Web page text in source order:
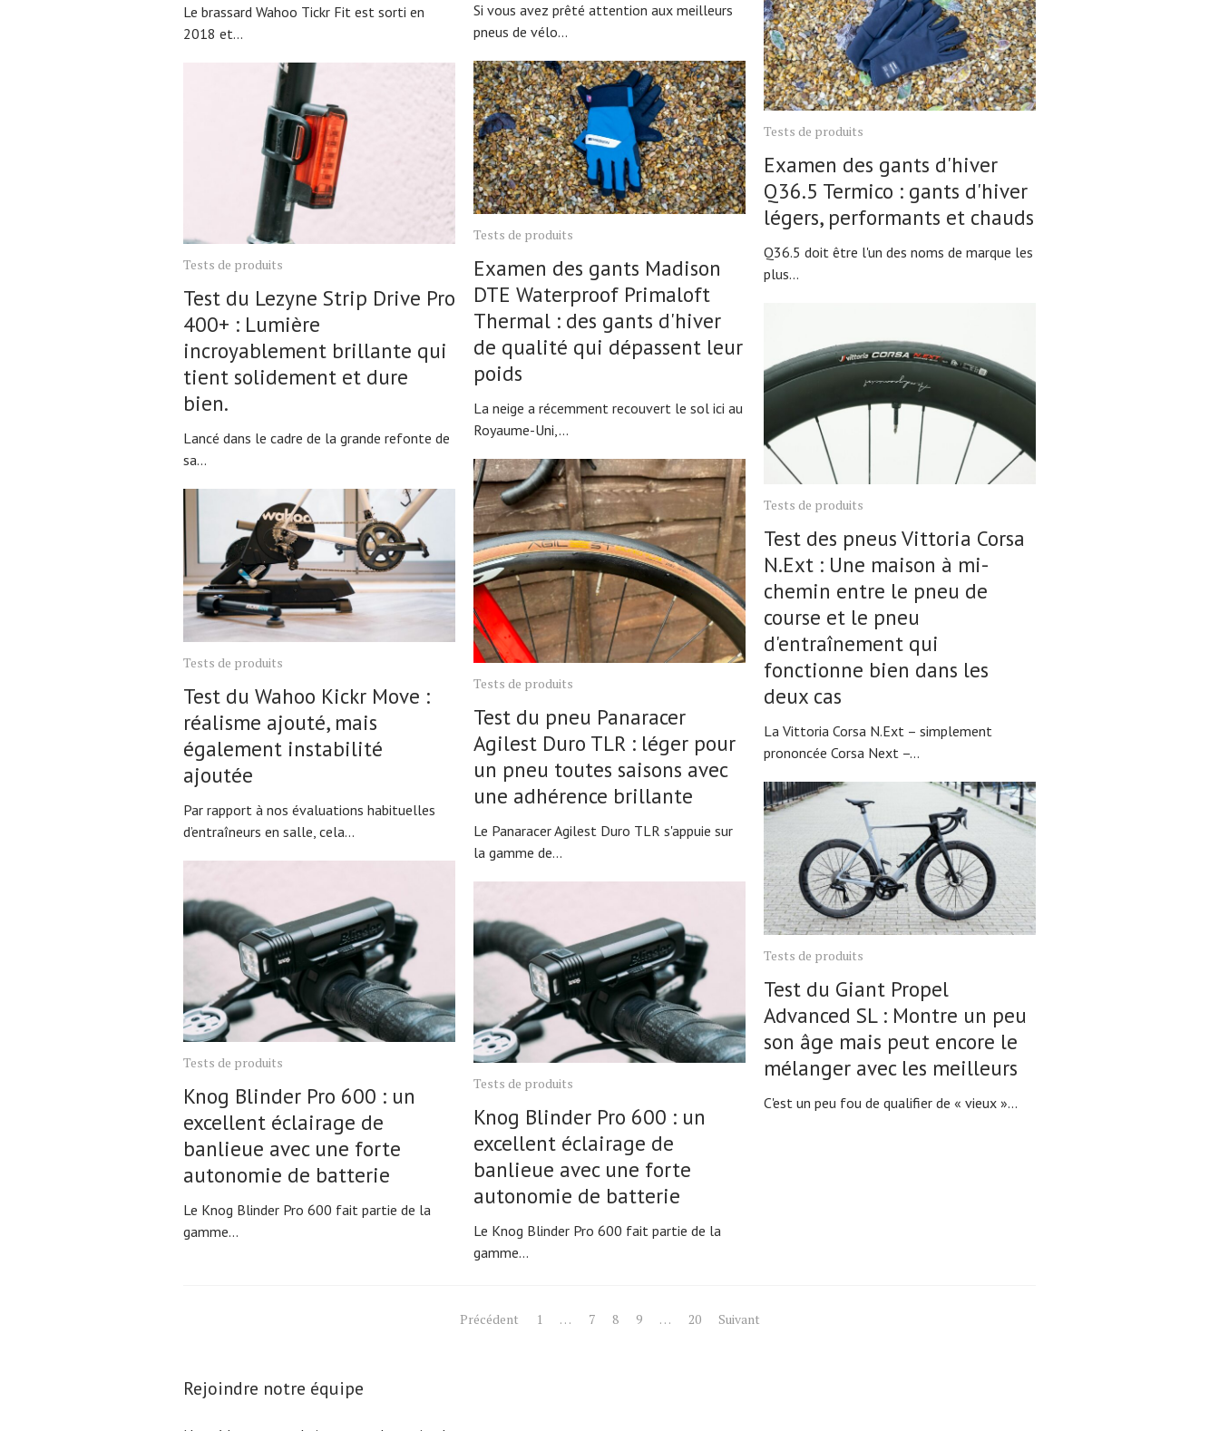
Le brassard Wahoo Tickr Fit est sorti en
2018 et...
Tests de produits
Test du Lezyne Strip Drive Pro
400+ : Lumière
incroyablement brillante qui
tient solidement et dure
bien.
Lancé dans le cadre de la grande refonte de
sa...
Tests de produits
Test du Wahoo Kickr Move :
réalisme ajouté, mais
également instabilité
ajoutée
Par rapport à nos évaluations habituelles
d’entraîneurs en salle, cela...
Tests de produits
Knog Blinder Pro 600 : un
excellent éclairage de
banlieue avec une forte
autonomie de batterie
Le Knog Blinder Pro 600 fait partie de la
gamme...
Si vous avez prêté attention aux meilleurs
pneus de vélo...
Tests de produits
Examen des gants Madison
DTE Waterproof Primaloft
Thermal : des gants d'hiver
de qualité qui dépassent leur
poids
La neige a récemment recouvert le sol ici au
Royaume-Uni,...
Tests de produits
Test du pneu Panaracer
Agilest Duro TLR : léger pour
un pneu toutes saisons avec
une adhérence brillante
Le Panaracer Agilest Duro TLR s'appuie sur
la gamme de...
Tests de produits
Knog Blinder Pro 600 : un
excellent éclairage de
banlieue avec une forte
autonomie de batterie
Le Knog Blinder Pro 600 fait partie de la
gamme...
Tests de produits
Examen des gants d'hiver
Q36.5 Termico : gants d'hiver
légers, performants et chauds
Q36.5 doit être l'un des noms de marque les
plus...
Tests de produits
Test des pneus Vittoria Corsa
N.Ext : Une maison à mi-
chemin entre le pneu de
course et le pneu
d'entraînement qui
fonctionne bien dans les
deux cas
La Vittoria Corsa N.Ext – simplement
prononcée Corsa Next –...
Tests de produits
Test du Giant Propel
Advanced SL : Montre un peu
son âge mais peut encore le
mélanger avec les meilleurs
C'est un peu fou de qualifier de « vieux »...
publications
Précédent 1 … 7 8 9 … 20 Suivant
Rejoindre notre équipe